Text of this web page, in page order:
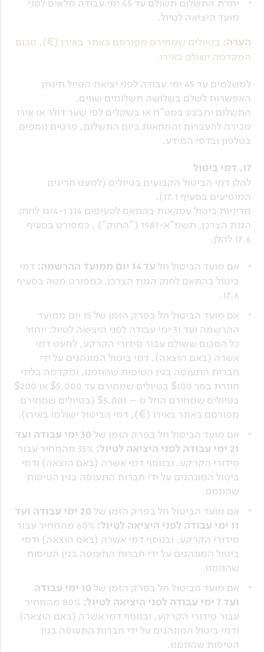
יתרת התשלום תשולם עד 45 ימי עבודה מלאים לפני
מועד היציאה לטיול.
הערה: בטיולים שמחירם מפורסם באתר באירו (€), סכום
המקדמה ישולם באירו.
למשלמים עד 45 ימי עבודה לפני יציאת הטיול תינתן
האפשרות לשלם בשלושה תשלומים שווים.
התשלום יתבצע במט"ח או בשקלים לפי שער דולר או אירו
מכירה להעברות והמחאות ביום התשלום, פרטים נוספים
בטלפון ובדפי המידע.
17. דמי ביטול
להלן דמי הביטול הקבועים בטיולים (למעט חריגים
המופיעים בסעיף 17.1).
מדיניות ביטול עסקאות בהתאם לסעיפים 14ג ו-14ג1 לחוק
הגנת הצרכן, תשמ"א-1981 ("החוק") , כמפורט בסעיף
17.6 להלן.
אם מועד הביטול חל עד 14 יום ממועד ההרשמה:
דמי
ביטול בהתאם לחוק הגנת הצרכן, כמפורט מטה בסעיף
17.6.
אם מועד הביטול חל בפרק הזמן של 15 יום ממועד
ההרשמה ועד 31 ימי עבודה לפני היציאה לטיול: יוחזר
כל הסכום ששולם עבור סידורי הקרקע, למעט דמי
אשרה (באם הוצאה), דמי ביטול המונהגים על ידי
חברות התעופה בגין הטיסות שהוזמנו, ומקדמה בלתי
חוזרת בסך $100 בטיולים שמחירם עד $5,000 או $200
בטיולים שמחירם החל מ – $5,001 (בטיולים שמחירם
מפורסם באתר באירו (€), דמי הביטול ישולמו באירו).
אם מועד הביטול חל בפרק הזמן של
30 ימי עבודה ועד
21 ימי עבודה לפני היציאה לטיול:
מהמחיר עבור
סידורי הקרקע, ובנוסף דמי אשרה (באם הוצאה) ודמי
ביטול המונהגים על ידי חברות התעופה בגין הטיסות
שהוזמנו.
אם מועד הביטול חל בפרק הזמן של
20 ימי עבודה ועד
11 ימי עבודה לפני היציאה לטיול:
מהמחיר עבור
סידורי הקרקע, ובנוסף דמי אשרה (באם הוצאה) ודמי
ביטול המונהגים על ידי חברות התעופה בגין הטיסות
שהוזמנו.
אם מועד הביטול חל בפרק הזמן של
10 ימי עבודה
ועד 7 ימי עבודה לפני היציאה לטיול:
מהמחיר
עבור סידורי הקרקע, ובנוסף דמי אשרה (באם הוצאה)
ודמי ביטול המונהגים על ידי חברות התעופה בגין
הטיסות שהוזמנו.